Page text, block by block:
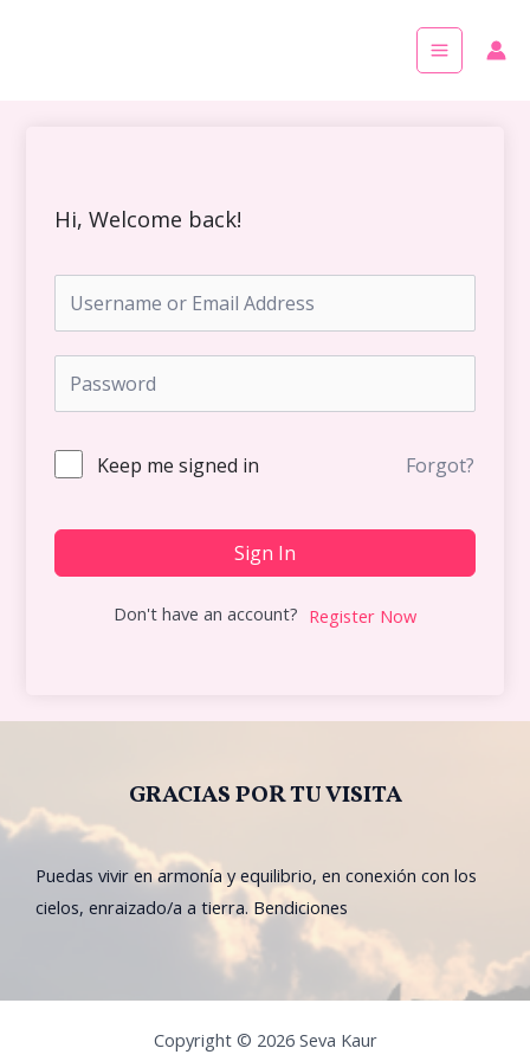
Main
Menu
Hi, Welcome back!
Keep me signed in Forgot?
Sign In
Don't have an account? Register Now
GRACIAS POR TU VISITA
Puedas vivir en armonía y equilibrio, en conexión con los
cielos, enraizado/a a tierra. Bendiciones
Copyright © 2026 Seva Kaur